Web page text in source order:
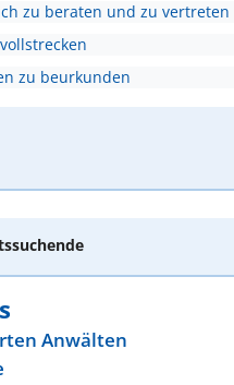
zu beraten und zu vertreten
zu beurkunden
Anwälten